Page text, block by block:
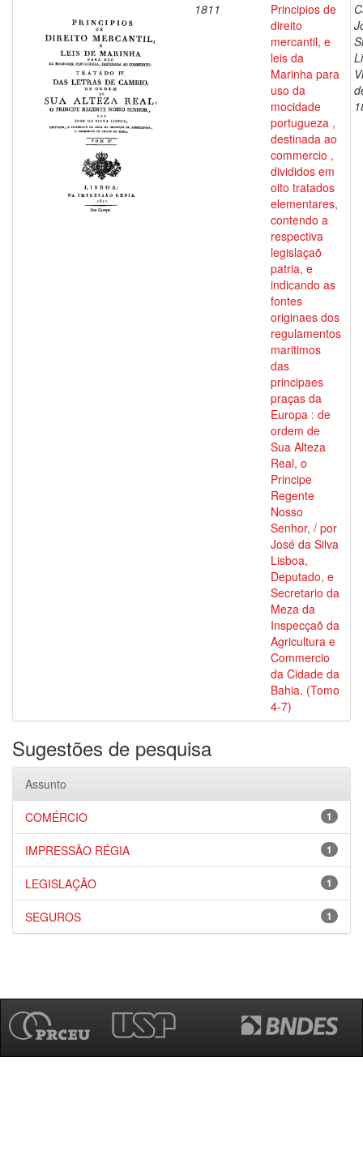
1811
Principios de
direito
mercantil, e
leis da
Marinha para
uso da
mocidade
portugueza ,
destinada ao
commercio ,
divididos em
oito tratados
elementares,
contendo a
respectiva
legislaçaõ
patria, e
indicando as
fontes
originaes dos
regulamentos
maritimos
das
principaes
praças da
Europa : de
ordem de
Sua Alteza
Real, o
Principe
Regente
Nosso
Senhor, / por
José da Silva
Lisboa,
Deputado, e
Secretario da
Meza da
Inspecçaõ da
Agricultura e
Commercio
da Cidade da
Bahia. (Tomo
4-7)
Sugestões de pesquisa
Assunto
1
COMÉRCIO
1
IMPRESSÃO RÉGIA
1
LEGISLAÇÃO
1
SEGUROS